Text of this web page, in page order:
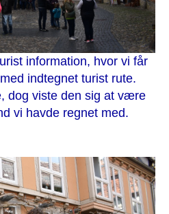
information, hvor vi får
indtegnet turist rute.
dog viste den sig at være
vi havde regnet med.